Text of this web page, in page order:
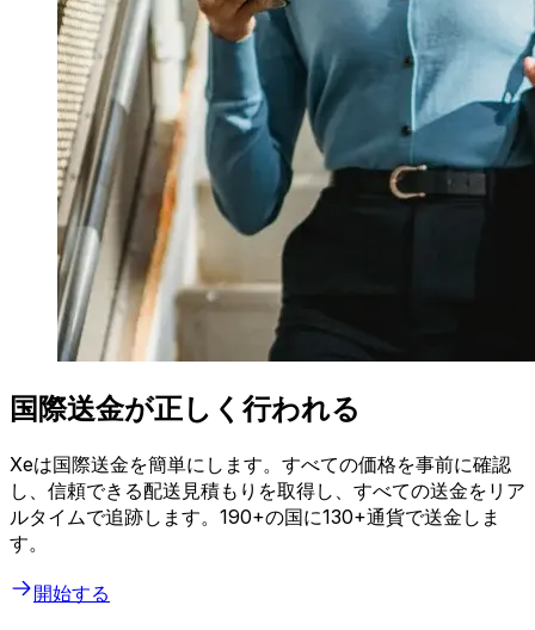
国際送金が正しく行われる
Xeは国際送金を簡単にします。すべての価格を事前に確認
し、信頼できる配送見積もりを取得し、すべての送金をリア
ルタイムで追跡します。190+の国に130+通貨で送金しま
す。
開始する